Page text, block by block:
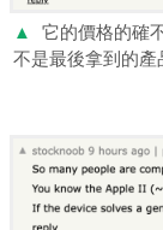
▲
它的價格的確
不是最後拿到的產